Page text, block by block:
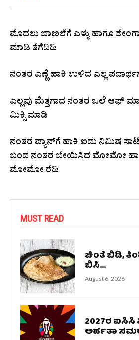
ಮೊದಲು ಬಾಣಲೆಗೆ ಎಳ್ಳು ಹಾಗೂ
ಮಾಡಿ ತೆಗೆದಿಡಿ
ನಂತರ ಎಣ್ಣೆ ಹಾಕಿ ಉಳಿದ ಎಲ್ಲ
ಎಲ್ಲವು ಮೆತ್ತಗಾದ ನಂತರ ಒಲೆ ಆಫ್‌
ಮಿಕ್ಸಿ ಮಾಡಿ
ನಂತರ ಪ್ಯಾನ್‌ಗೆ ಹಾಕಿ ಐದು ನಿಮಿಷ
ಬಂದ ನಂತರ ಬೇಯಿಸಿದ ಮೋಮೋ
ಮೋಮೋ ರೆಡಿ
MUST READ
ಚಿಂತೆ ಬಿಡಿ,
ಬಿಸಿ...
August 6, 2026
2027ರ
ಅರ್ಹತಾ